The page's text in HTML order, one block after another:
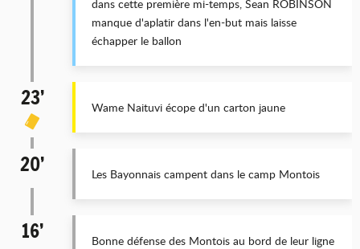
dans cette première mi-temps, Sean ROBINSON
manque d'aplatir dans l'en-but mais laisse
échapper le ballon
23’ Wame Naituvi écope d'un carton jaune
20’ Les Bayonnais campent dans le camp Montois
16’
Bonne défense des Montois au bord de leur ligne